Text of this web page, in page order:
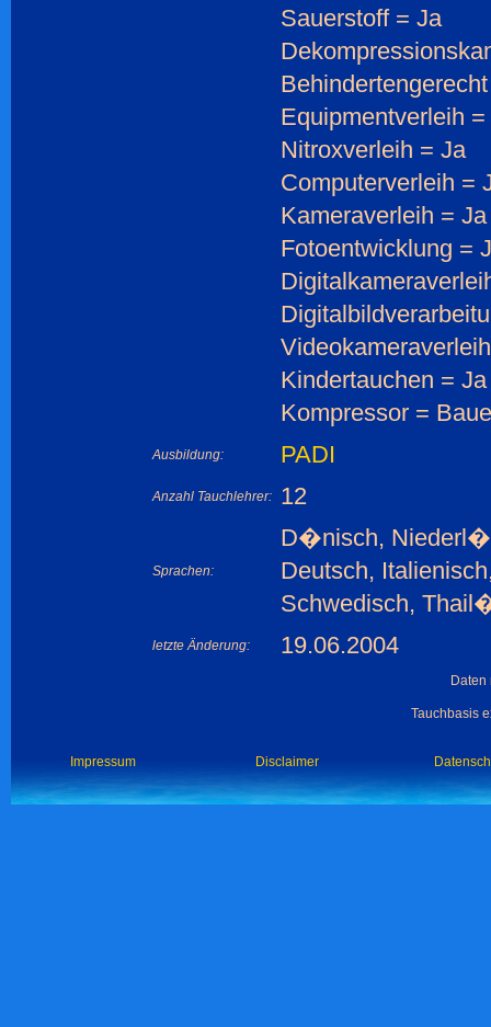
Sauerstoff = Ja
Equipmentverleih =
Nitroxverleih = Ja
Computerverleih =
Kameraverleih = Ja
Fotoentwicklung =
Kindertauchen = Ja
Kompressor =
Ausbildung: PADI
Anzahl Tauchlehrer: 12
Sprachen:
D�nisch,
Deutsch,
Schwedisch,
letzte Änderung: 19.06.2004
Tauchbasis
Impressum Disclaimer